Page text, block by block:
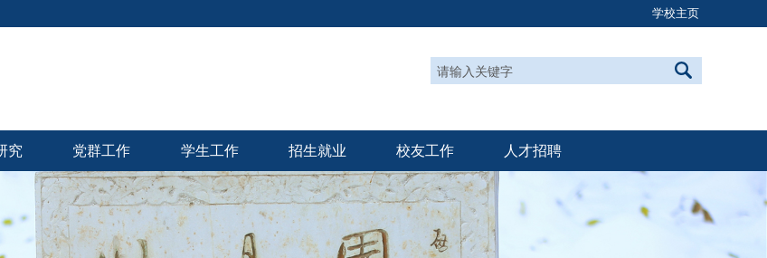
学校主页
究 党群工作 学生工作 招生就业 校友工作 人才招聘